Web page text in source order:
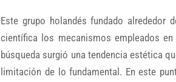
Este grupo holandés fundado
científica los mecanismos empleados
búsqueda surgió una tendencia estética
limitación de lo fundamental. En este